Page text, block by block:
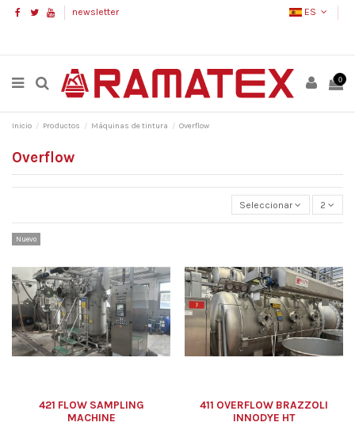
newsletter ES
0
Inicio Productos Máquinas de tintura Overflow
Overflow
Seleccionar 2
Nuevo
421 FLOW SAMPLING
MACHINE
411 OVERFLOW BRAZZOLI
INNODYE HT